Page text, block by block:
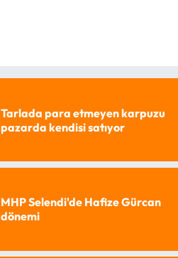
Tarlada para etmeyen karpuzu
pazarda kendisi satıyor
MHP Selendi'de Hafize Gürcan
dönemi